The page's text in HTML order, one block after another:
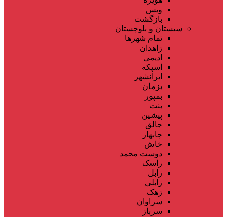
ویس
بازگشت
سیستان و بلوچستان
تمام شهر‌ها
زاهدان
ادیمی
اسپکه
ایرانشهر
بزمان
بمپور
بنت
پیشین
جالق
چابهار
خاش
دوست محمد
راسک
زابل
زابلی
زهک
سراوان
سرباز